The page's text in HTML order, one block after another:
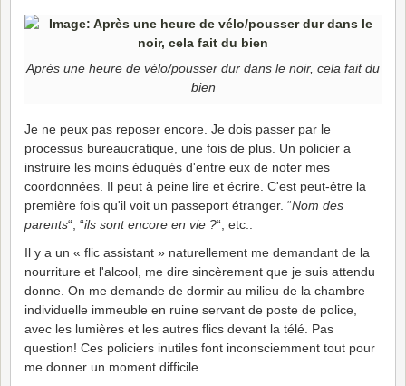
Après une heure de vélo/pousser dur dans le noir, cela fait du
bien
Je ne peux pas reposer encore. Je dois passer par le
processus bureaucratique, une fois de plus. Un policier a
instruire les moins éduqués d'entre eux de noter mes
coordonnées. Il peut à peine lire et écrire. C'est peut-être la
première fois qu'il voit un passeport étranger. “Nom des
parents“, “ils sont encore en vie ?“, etc..
Il y a un « flic assistant » naturellement me demandant de la
nourriture et l'alcool, me dire sincèrement que je suis attendu
donne. On me demande de dormir au milieu de la chambre
individuelle immeuble en ruine servant de poste de police,
avec les lumières et les autres flics devant la télé. Pas
question! Ces policiers inutiles font inconsciemment tout pour
me donner un moment difficile.